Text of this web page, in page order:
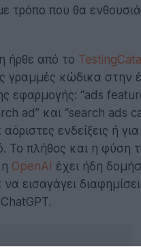
τρόπο που θα
ήρθε από το
γραμμές κώδικα στην
εφαρμογής: “ads
ad” και “search ads
αόριστες ενδείξεις ή
Το πλήθος και η
OpenAI έχει ήδη
να εισαγάγει